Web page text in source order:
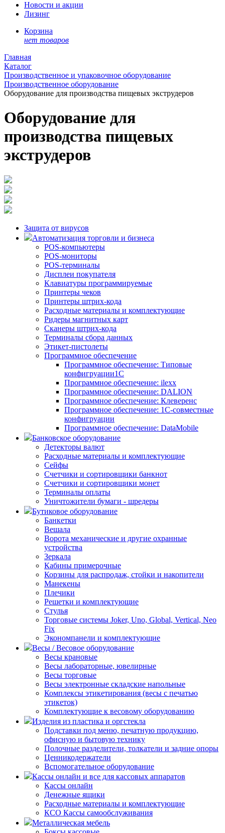
Новости и акции
Лизинг
Корзина
нет товаров
Главная
Каталог
Производственное и упаковочное оборудование
Производственное оборудование
Оборудование для производства пищевых экструдеров
Оборудование для
производства пищевых
экструдеров
Защита от вирусов
Автоматизация торговли и бизнеса
POS-компьютеры
POS-мониторы
POS-терминалы
Дисплеи покупателя
Клавиатуры программируемые
Принтеры чеков
Принтеры штрих-кода
Расходные материалы и комплектующие
Ридеры магнитных карт
Сканеры штрих-кода
Терминалы сбора данных
Этикет-пистолеты
Программное обеспечение
Программное обеспечение: Типовые
конфигруации1С
Программное обеспечение: ilexx
Программное обеспечение: DALION
Программное обеспечение: Клеверенс
Программное обеспечение: 1С-совместные
конфигруации
Программное обеспечение: DataMobile
Банковское оборудование
Детекторы валют
Расходные материалы и комплектующие
Сейфы
Счетчики и сортировщики банкнот
Счетчики и сортировщики монет
Терминалы оплаты
Уничтожители бумаги - шредеры
Бутиковое оборудование
Банкетки
Вешала
Ворота механические и другие охранные
устройства
Зеркала
Кабины примерочные
Корзины для распродаж, стойки и накопители
Манекены
Плечики
Решетки и комплектующие
Стулья
Торговые системы Joker, Uno, Global, Vertical, Neo
Fix
Экономпанели и комплектующие
Весы / Весовое оборудование
Весы крановые
Весы лабораторные, ювелирные
Весы торговые
Весы электронные складские напольные
Комплексы этикетирования (весы с печатью
этикеток)
Комплектующие к весовому оборудованию
Изделия из пластика и оргстекла
Подставки под меню, печатную продукцию,
офисную и бытовую технику
Полочные разделители, толкатели и задние опоры
Ценникодержатели
Вспомогательное оборудование
Кассы онлайн и все для кассовых аппаратов
Кассы онлайн
Денежные ящики
Расходные материалы и комплектующие
КСО Кассы самообслуживания
Металлическая мебель